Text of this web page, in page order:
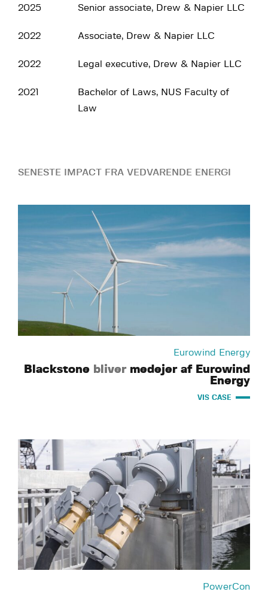
2025 Senior associate, Drew & Napier LLC
2022 Associate, Drew & Napier LLC
2022 Legal executive, Drew & Napier LLC
2021
Bachelor of Laws, NUS Faculty of
Law
SENESTE IMPACT FRA VEDVARENDE ENERGI
Eurowind Energy
Blackstone bliver medejer af Eurowind
Energy
VIS CASE
PowerCon